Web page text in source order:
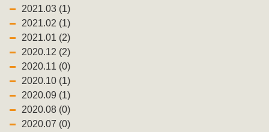
2021.03 (1)
2021.02 (1)
2021.01 (2)
2020.12 (2)
2020.11 (0)
2020.10 (1)
2020.09 (1)
2020.08 (0)
2020.07 (0)